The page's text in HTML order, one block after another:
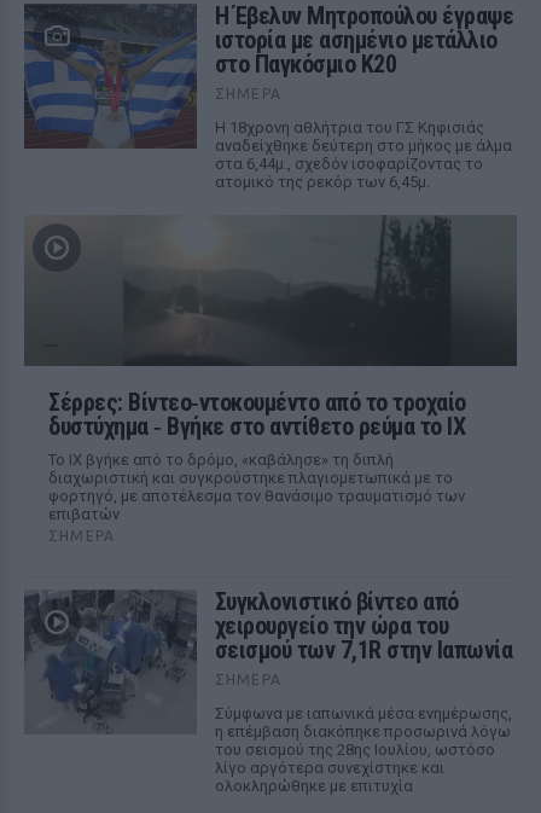
Η Έβελυν Μητροπούλου έγραψε
ιστορία με ασημένιο μετάλλιο
στο Παγκόσμιο Κ20
ΣΉΜΕΡΑ
Η 18χρονη αθλήτρια του ΓΣ Κηφισιάς
αναδείχθηκε δεύτερη στο μήκος με άλμα
στα 6,44μ., σχεδόν ισοφαρίζοντας το
ατομικό της ρεκόρ των 6,45μ.
Σέρρες: Βίντεο‑ντοκουμέντο από το τροχαίο
δυστύχημα ‑ Βγήκε στο αντίθετο ρεύμα το ΙΧ
Το ΙΧ βγήκε από το δρόμο, «καβάλησε» τη διπλή
διαχωριστική και συγκρούστηκε πλαγιομετωπικά με το
φορτηγό, με αποτέλεσμα τον θανάσιμο τραυματισμό των
επιβατών
ΣΉΜΕΡΑ
Συγκλονιστικό βίντεο από
χειρουργείο την ώρα του
σεισμού των 7,1R στην Ιαπωνία
ΣΉΜΕΡΑ
Σύμφωνα με ιαπωνικά μέσα ενημέρωσης,
η επέμβαση διακόπηκε προσωρινά λόγω
του σεισμού της 28ης Ιουλίου, ωστόσο
λίγο αργότερα συνεχίστηκε και
ολοκληρώθηκε με επιτυχία